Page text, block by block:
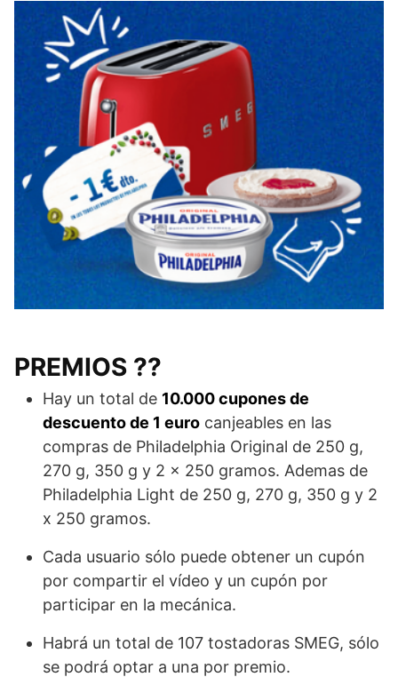
PREMIOS ??
Hay un total de 10.000 cupones de
descuento de 1 euro canjeables en las
compras de Philadelphia Original de 250 g,
270 g, 350 g y 2 x 250 gramos. Ademas de
Philadelphia Light de 250 g, 270 g, 350 g y 2
x 250 gramos.
Cada usuario sólo puede obtener un cupón
por compartir el vídeo y un cupón por
participar en la mecánica.
Habrá un total de 107 tostadoras SMEG, sólo
se podrá optar a una por premio.